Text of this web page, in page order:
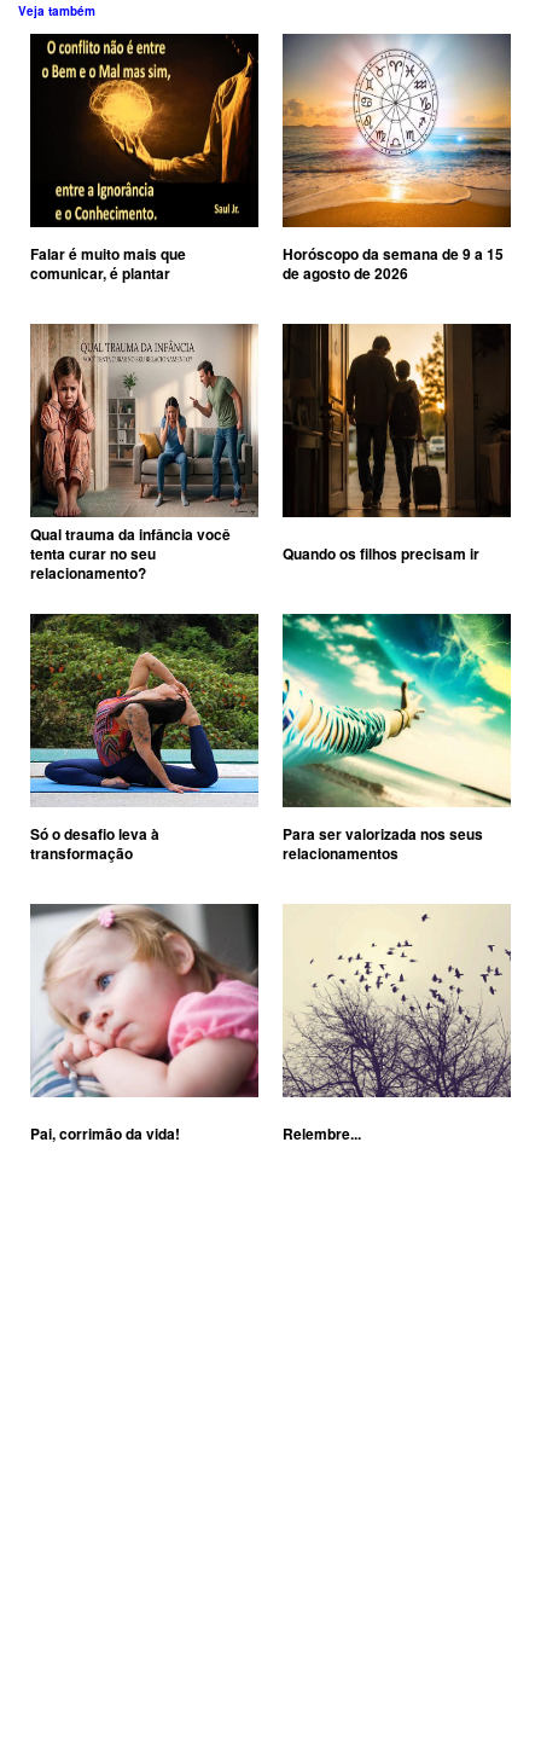
Veja também
Falar é muito mais que
comunicar, é plantar
Horóscopo da semana de 9 a 15
de agosto de 2026
Qual trauma da infância você
tenta curar no seu
relacionamento?
Quando os filhos precisam ir
Só o desafio leva à
transformação
Para ser valorizada nos seus
relacionamentos
Pai, corrimão da vida! Relembre...